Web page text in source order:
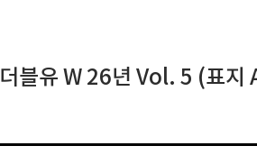
더블유 W 26년 Vol. 5 (표지